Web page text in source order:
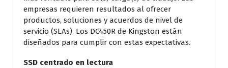
empresas requieren resultados al ofrecer
productos, soluciones y acuerdos de nivel de
servicio (SLAs). Los DC450R de Kingston están
diseñados para cumplir con estas expectativas.
SSD centrado en lectura